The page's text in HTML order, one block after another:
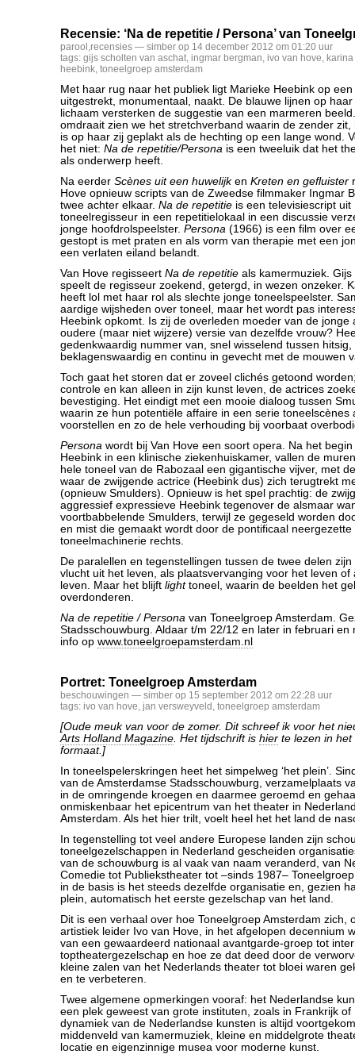
Recensie: ‘Na de repetitie / Persona’ van
parool ,recensies — simber op 14 december 2012 om 01:20 uur
tags: gijs scholten van aschat, ingmar bergman, ivo van hove,
heebink, toneelgroep amsterdam
Met haar rug naar het publiek ligt Marieke Heebink op
uitgestrekt, monumentaal, naakt. De blauwe lijnen op
lichaam versterken de suggestie van een marmeren
omdraait zien we het stretchverband waarin de zender
is op haar zij geplakt als de hechting op een lange wond.
het niet: Na de repetitie/Persona is een tweeluik dat het
als onderwerp heeft.
Na eerder Scènes uit een huwelijken Kreten en gefluister
Hove opnieuw scripts van de Zweedse filmmaker Ingmar
twee achter elkaar. Na de repetitie is een televisiescript
toneelregisseur in een repetitielokaal in een discussie
jonge hoofdrolspeelster. Persona (1966) is een film over
gestopt is met praten en als vorm van therapie met een
een verlaten eiland belandt.
Van Hove regisseert Na de repetitie als kamermuziek.
speelt de regisseur zoekend, getergd, in wezen onzeker.
heeft lol met haar rol als slechte jonge toneelspeelster.
aardige wijsheden over toneel, maar het wordt pas
Heebink opkomt. Is zij de overleden moeder van de jonge
oudere (maar niet wijzere) versie van dezelfde vrouw?
gedenkwaardig nummer van, snel wisselend tussen
beklagenswaardig en continu in gevecht met de mouwen
Toch gaat het storen dat er zoveel clichés getoond
controle en kan alleen in zijn kunst leven, de actrices
bevestiging. Het eindigt met een mooie dialoog tussen
waarin ze hun potentiële affaire in een serie toneelscènes
voorstellen en zo de hele verhouding bij voorbaat
Persona wordt bij Van Hove een soort opera. Na het
Heebink in een klinische ziekenhuiskamer, vallen de
hele toneel van de Rabozaal een gigantische vijver, met
waar de zwijgende actrice (Heebink dus) zich terugtrekt
(opnieuw Smulders). Opnieuw is het spel prachtig: de
aggressief expressieve Heebink tegenover de alsmaar
voortbabbelende Smulders, terwijl ze gegeseld worden
en mist die gemaakt wordt door de pontificaal neergezette
toneelmachinerie rechts.
De paralellen en tegenstellingen tussen de twee delen
vlucht uit het leven, als plaatsvervanging voor het leven of
leven. Maar het blijft lighttoneel, waarin de beelden het
overdonderen.
Na de repetitie / Persona van Toneelgroep Amsterdam.
Stadsschouwburg. Aldaar t/m 22/12 en later in februari en
info op www.toneelgroepamsterdam.nl
Portret: Toneelgroep Amsterdam
beschouwingen — simber op 15 september 2012 om 22:28 uur
tags: ivo van hove, jan versweyveld , toneelgroep amsterdam
[Oude meuk van voor de zomer. Dit schreef ik voor het
Arts Holland Magazine. Het tijdschrift is hier te lezen in het
formaat.]
In toneelspelerskringen heet het simpelweg ‘het plein’.
van de Amsterdamse Stadsschouwburg, verzamelplaats
in de omringende kroegen en daarmee geroemd en
onmiskenbaar het epicentrum van het theater in
Amsterdam. Als het hier trilt, voelt heel het het land de
In tegenstelling tot veel andere Europese landen zijn
toneelgezelschappen in Nederland gescheiden
van de schouwburg is al vaak van naam veranderd, van
Comedie tot Publiekstheater tot –sinds 1987–
in de basis is het steeds dezelfde organisatie en, gezien
plein, automatisch het eerste gezelschap van het land.
Dit is een verhaal over hoe Toneelgroep Amsterdam zich,
artistiek leider Ivo van Hove, in het afgelopen decennium
van een gewaardeerd nationaal avantgarde-groep tot
toptheatergezelschap en hoe ze dat deed door de
kleine zalen van het Nederlands theater tot bloei waren
en te verbeteren.
Twee algemene opmerkingen vooraf: het Nederlandse
een plek geweest van grote instituten, zoals in Frankrijk of
dynamiek van de Nederlandse kunsten is altijd
middenveld van kamermuziek, kleine en middelgrote
locatie en eigenzinnige musea voor moderne kunst.